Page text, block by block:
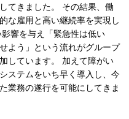
てきました。 その結果、働
な雇用と高い継続率を実現し
響を与え「緊急性は低い
よう」という流れがグループ
しています。 加えて障がい
ステムをいち早く導入し、今
業務の遂行を可能にしてきま